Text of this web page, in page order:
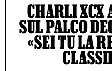
CHARLI XCX
SUL PALCO
«SEI TU LA